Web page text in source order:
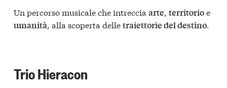
Un percorso musicale che intreccia arte, territorioe
umanità, alla scoperta delletraiettorie del destino.
Trio Hieracon